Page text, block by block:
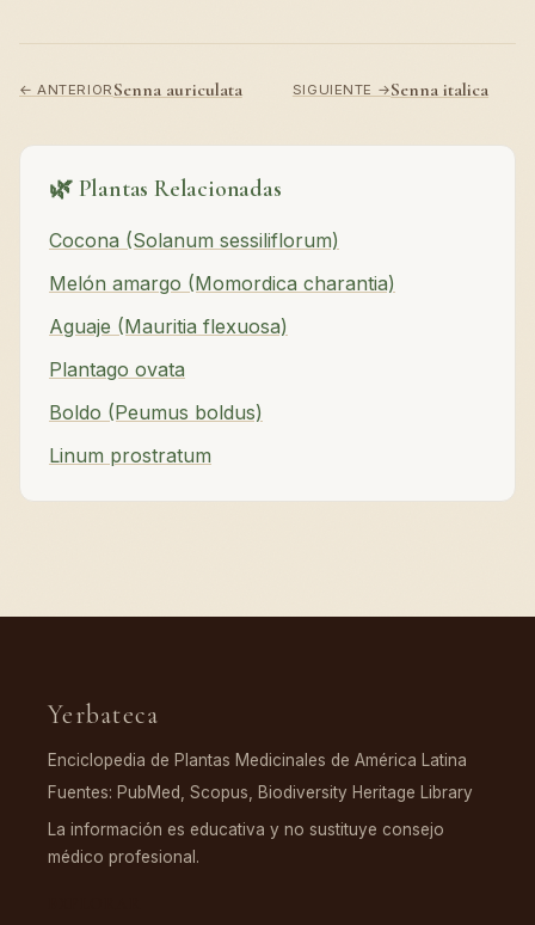
← ANTERIOR Senna auriculata SIGUIENTE →Senna italica
🌿 Plantas Relacionadas
Cocona (Solanum sessiliflorum)
Melón amargo (Momordica charantia)
Aguaje (Mauritia flexuosa)
Plantago ovata
Boldo (Peumus boldus)
Linum prostratum
Yerbateca
Enciclopedia de Plantas Medicinales de América Latina
Fuentes: PubMed, Scopus, Biodiversity Heritage Library
La información es educativa y no sustituye consejo
médico profesional.